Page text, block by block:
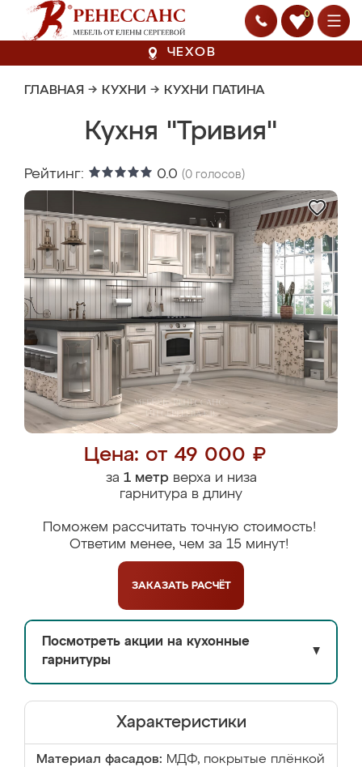
0
ЧЕХОВ
ГЛАВНАЯ → КУХНИ → КУХНИ ПАТИНА
Кухня "Тривия"
Рейтинг: 0.0 (0 голосов)
Цена: от 49 000 ₽
за 1 метрверха и низа
гарнитура в длину
Поможем рассчитать точную стоимость!
Ответим менее, чем за 15 минут!
ЗАКАЗАТЬ РАСЧЁТ
Посмотреть акции на кухонные
гарнитуры
▼
Характеристики
Материал фасадов: МДФ, покрытые плёнкой